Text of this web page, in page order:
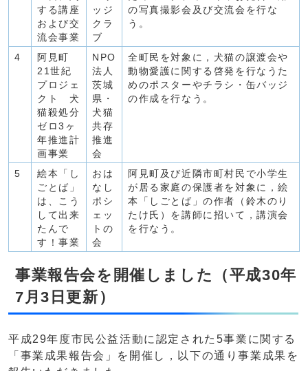
する講座
および交
流会事業
ッジ
クラ
ブ
の写真撮影会及び交流会を行な
う。
4
阿見町
21世紀
プロジェ
クト 犬
猫殺処分
ゼロ3ヶ
年推進計
画事業
NPO
法人
茨城
県・
犬猫
共存
推進
会
全町民を対象に，犬猫の譲渡会や
動物愛護に関する啓発を行なうた
めのポスターやチラシ・缶バッジ
の作成を行なう。
5
絵本「し
ごとば」
は、こう
して出来
たんで
す！事業
おは
なし
ポシ
ェッ
トの
会
阿見町及び近隣市町村民で小学生
が居る家庭の保護者を対象に，絵
本「しごとば」の作者（鈴木のり
たけ氏）を講師に招いて，講演会
を行なう。
事業報告会を開催しました（平成30年
7月3日更新）
平成29年度市民公益活動に認定された5事業に関する
「事業成果報告会」を開催し，以下の通り事業成果を